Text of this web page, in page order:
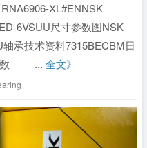
XL#ENNSK
6VSUU尺寸参数图NSK
承技术资料7315BECBM日
参数 ...全文》